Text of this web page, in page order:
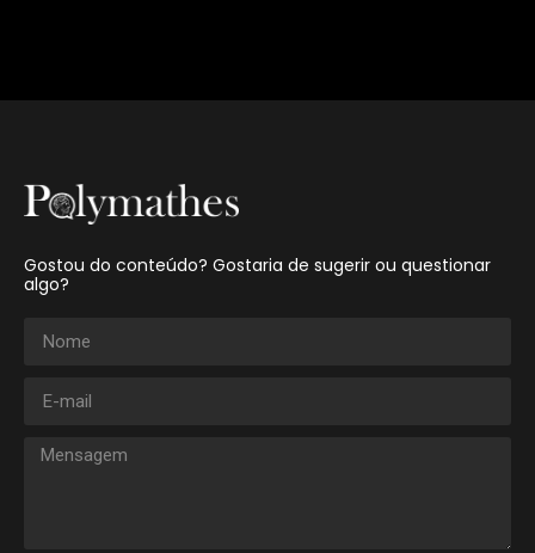
Gostou do conteúdo? Gostaria de sugerir ou questionar
algo?